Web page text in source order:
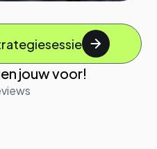
jouw voor!